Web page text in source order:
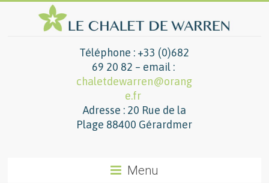
Téléphone : +33 (0)682
69 20 82 – email :
chaletdewarren@orang
e.fr
Adresse : 20 Rue de la
Plage 88400 Gérardmer
Menu